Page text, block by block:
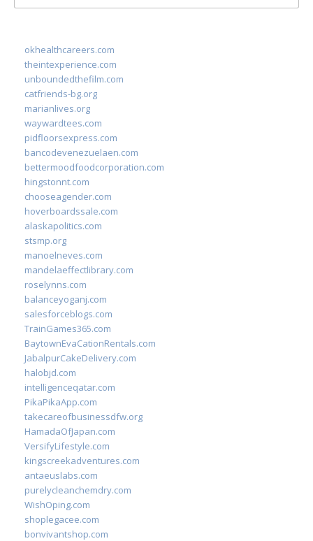
for:
okhealthcareers.com
theintexperience.com
unboundedthefilm.com
catfriends-bg.org
marianlives.org
waywardtees.com
pidfloorsexpress.com
bancodevenezuelaen.com
bettermoodfoodcorporation.com
hingstonnt.com
chooseagender.com
hoverboardssale.com
alaskapolitics.com
stsmp.org
manoelneves.com
mandelaeffectlibrary.com
roselynns.com
balanceyoganj.com
salesforceblogs.com
TrainGames365.com
BaytownEvaCationRentals.com
JabalpurCakeDelivery.com
halobjd.com
intelligenceqatar.com
PikaPikaApp.com
takecareofbusinessdfw.org
HamadaOfJapan.com
VersifyLifestyle.com
kingscreekadventures.com
antaeuslabs.com
purelycleanchemdry.com
WishOping.com
shoplegacee.com
bonvivantshop.com